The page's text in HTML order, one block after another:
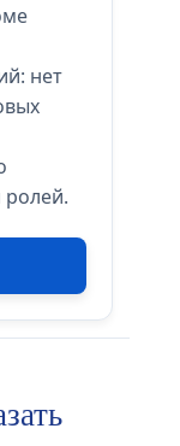
нет
ролей.